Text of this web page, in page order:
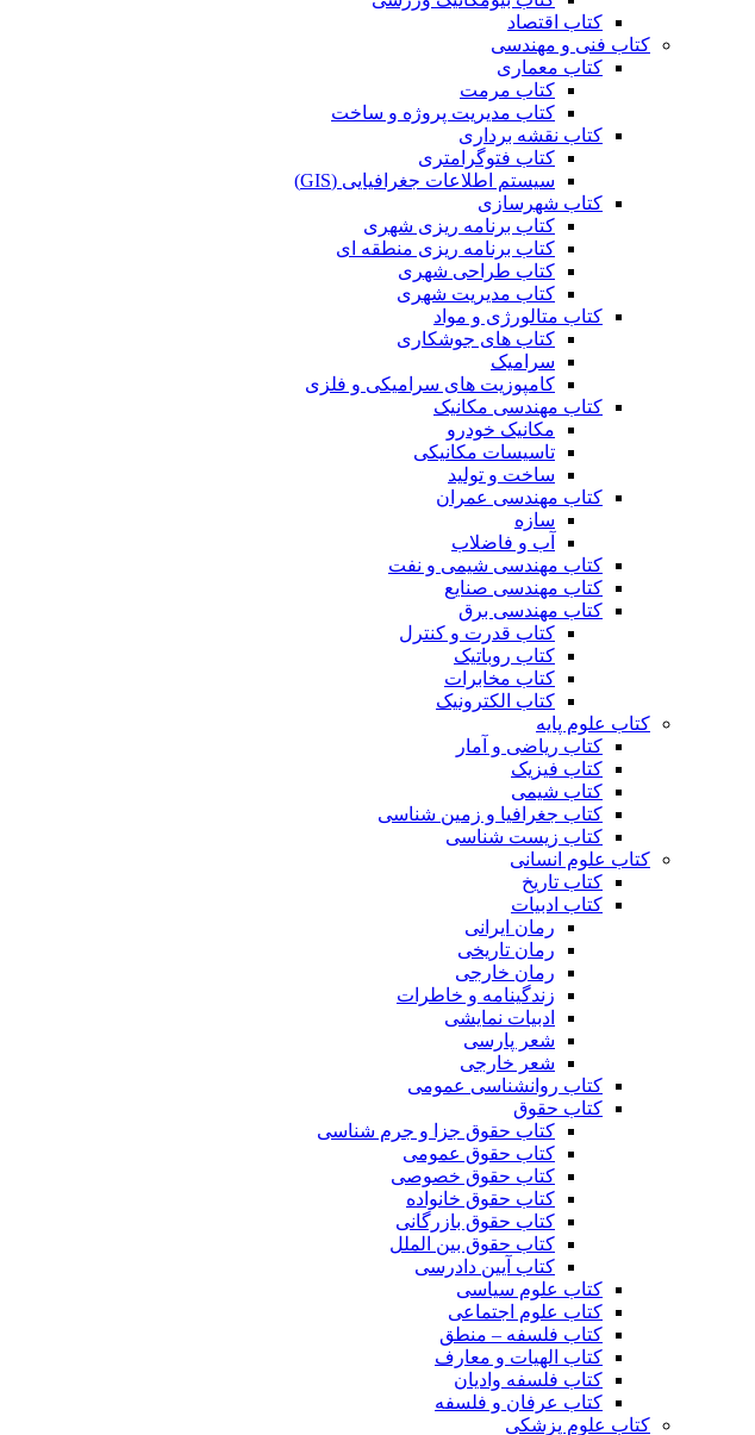
کتاب اقتصاد
کتاب فنی و مهندسی
کتاب معماری
کتاب مرمت
کتاب مدیریت پروژه و ساخت
کتاب نقشه برداری
کتاب فتوگرامتری
سیستم اطلاعات جغرافیایی (GIS)
کتاب شهرسازی
کتاب برنامه ریزی شهری
کتاب برنامه ریزی منطقه ای
کتاب طراحی شهری
کتاب مدیریت شهری
کتاب متالورژی و مواد
کتاب های جوشکاری
سرامیک
کامپوزیت های سرامیکی و فلزی
کتاب مهندسی مکانیک
مکانیک خودرو
تاسیسات مکانیکی
ساخت و تولید
کتاب مهندسی عمران
سازه
آب و فاضلاب
کتاب مهندسی شیمی و نفت
کتاب مهندسی صنایع
کتاب مهندسی برق
کتاب قدرت و کنترل
کتاب روباتیک
کتاب مخابرات
کتاب الکترونیک
کتاب علوم پایه
کتاب ریاضی و آمار
کتاب فیزیک
کتاب شیمی
کتاب جغرافیا و زمین شناسی
کتاب زیست شناسی
کتاب علوم انسانی
کتاب تاریخ
کتاب ادبیات
رمان ایرانی
رمان تاریخی
رمان خارجی
زندگینامه و خاطرات
ادبیات نمایشی
شعر پارسی
شعر خارجی
کتاب روانشناسی عمومی
کتاب حقوق
کتاب حقوق جزا و جرم شناسی
کتاب حقوق عمومی
کتاب حقوق خصوصی
کتاب حقوق خانواده
کتاب حقوق بازرگانی
کتاب حقوق بین الملل
کتاب آیین دادرسی
کتاب علوم سیاسی
کتاب علوم اجتماعی
کتاب فلسفه – منطق
کتاب الهیات و معارف
کتاب فلسفه وادیان
کتاب عرفان و فلسفه
کتاب علوم پزشکی